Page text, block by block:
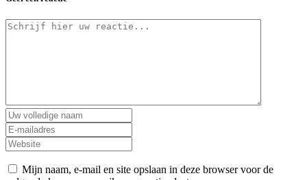
Mijn naam, e-mail en site opslaan in deze browser voor de